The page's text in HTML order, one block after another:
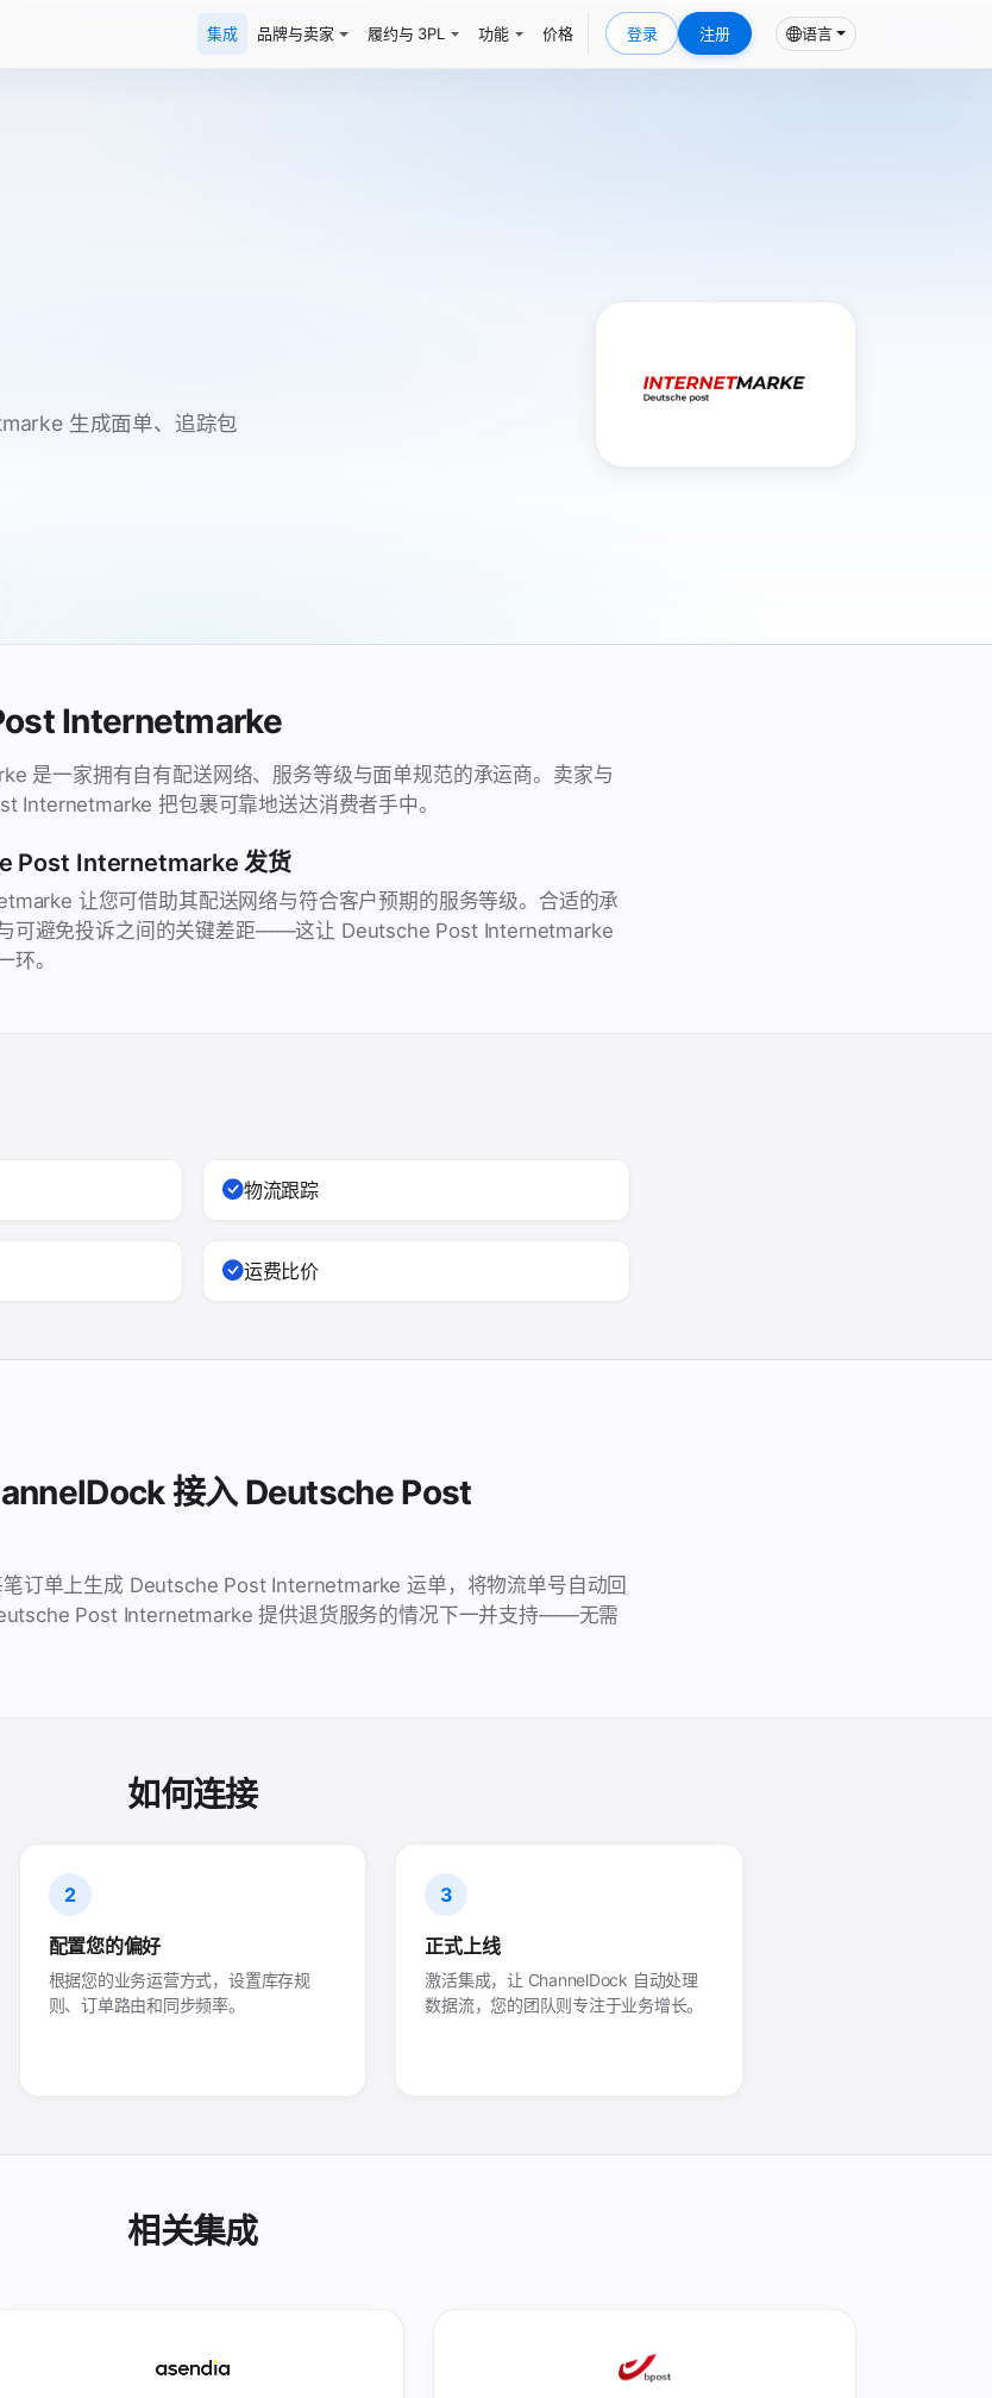
集成 品牌与卖家 履约与 3PL 功能 价格 登录 注册 语言
生成面单、追踪包
Internetmarke
是一家拥有自有配送网络、服务等级与面单规范的承运商。卖家与
Internetmarke 把包裹可靠地送达消费者手中。
Post Internetmarke 发货
让您可借助其配送网络与符合客户预期的服务等级。合适的承
可避免投诉之间的关键差距——这让 Deutsche Post Internetmarke
环。
物流跟踪
运费比价
接入 Deutsche Post
订单上生成 Deutsche Post Internetmarke 运单，将物流单号自动回
Post Internetmarke 提供退货服务的情况下一并支持——无需
如何连接
2
配置您的偏好
根据您的业务运营方式，设置库存规
则、订单路由和同步频率。
3
正式上线
激活集成，让 ChannelDock 自动处理
数据流，您的团队则专注于业务增长。
相关集成